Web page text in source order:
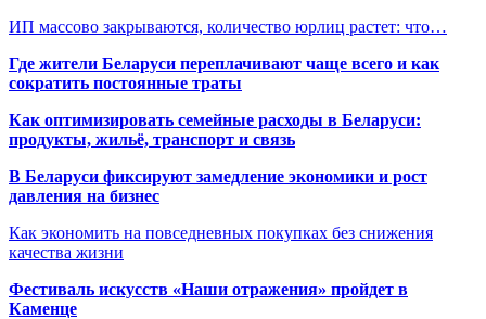
ИП массово закрываются, количество юрлиц растет: что…
Где жители Беларуси переплачивают чаще всего и как
сократить постоянные траты
Как оптимизировать семейные расходы в Беларуси:
продукты, жильё, транспорт и связь
В Беларуси фиксируют замедление экономики и рост
давления на бизнес
Как экономить на повседневных покупках без снижения
качества жизни
Фестиваль искусств «Наши отражения» пройдет в
Каменце